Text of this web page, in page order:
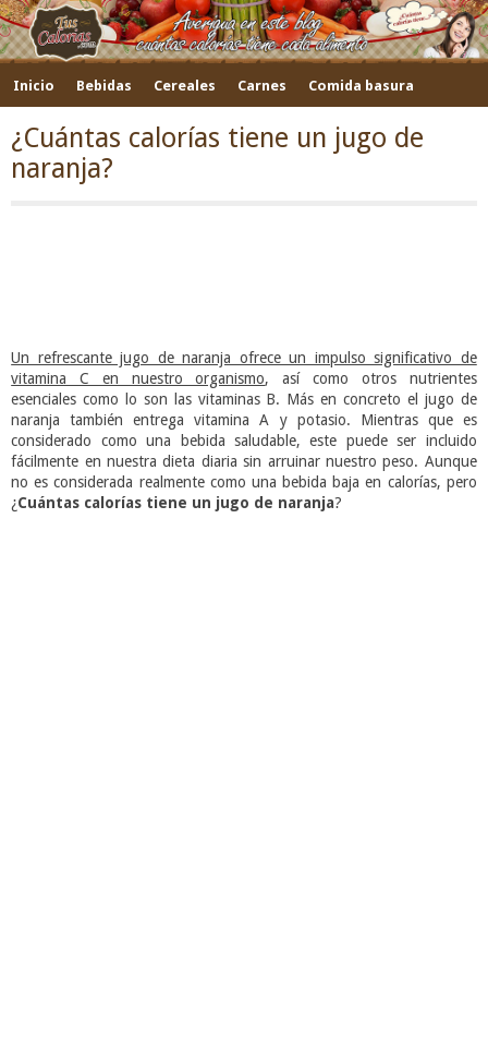
Inicio Bebidas Cereales Carnes Comida basura
Frutas Verduras y hortalizas Pescados Legumbres
Otros
¿Cuántas calorías tiene un jugo de
naranja?
Un refrescante jugo de naranja ofrece un impulso significativo de
vitamina C en nuestro organismo, así como otros nutrientes
esenciales como lo son las vitaminas B. Más en concreto el jugo de
naranja también entrega vitamina A y potasio. Mientras que es
considerado como una bebida saludable, este puede ser incluido
fácilmente en nuestra dieta diaria sin arruinar nuestro peso. Aunque
no es considerada realmente como una bebida baja en calorías, pero
¿Cuántas calorías tiene un jugo de naranja?